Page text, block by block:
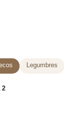
Legumbres
2